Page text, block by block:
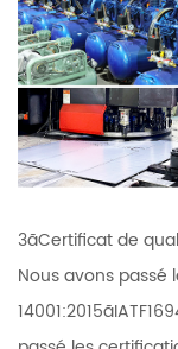
3ãCertificat de
Nous avons passé